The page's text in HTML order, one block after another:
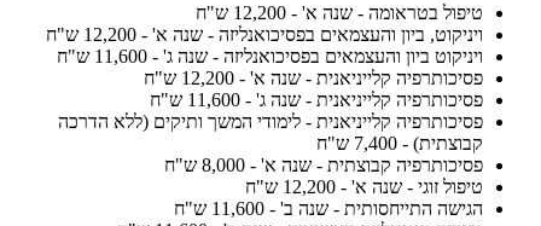
טיפול בטראומה - שנה א' - 12,200 ש"ח
ויניקוט, ביון והעצמאים בפסיכואנליזה - שנה א' - 12,200 ש"ח
ויניקוט ביון והעצמאים בפסיכואנליזה - שנה ג' - 11,600 ש"ח
פסיכותרפיה קלייניאנית - שנה א' - 12,200 ש"ח
פסיכותרפיה קלייניאנית - שנה ג' - 11,600 ש"ח
פסיכותרפיה קלייניאנית - לימודי המשך ותיקים (ללא הדרכה
קבוצתית) - 7,400 ש"ח
פסיכותרפיה קבוצתית - שנה א' - 8,000 ש"ח
טיפול זוגי - שנה א' - 12,200 ש"ח
הגישה התייחסותית - שנה ב' - 11,600 ש"ח